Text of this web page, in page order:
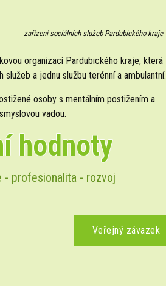
zařízení sociálních služeb Pardubického kraje
organizací Pardubického kraje, která
a jednu službu terénní a ambulantní.
osoby s mentálním postižením a
vadou.
hodnoty
profesionalita - rozvoj
Veřejný závazek